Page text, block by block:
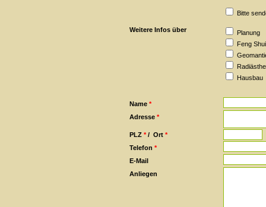
Bitte
Weitere Infos über
Planung
Feng Shui
Hausbau
Name *
Adresse *
PLZ */ Ort *
Telefon *
E-Mail
Anliegen